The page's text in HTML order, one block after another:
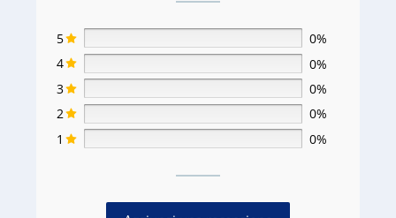
5
0%
4
0%
3
0%
2
0%
1
0%